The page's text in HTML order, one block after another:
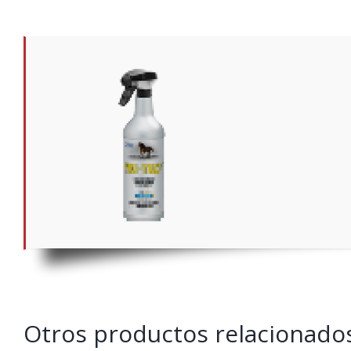
Otros productos